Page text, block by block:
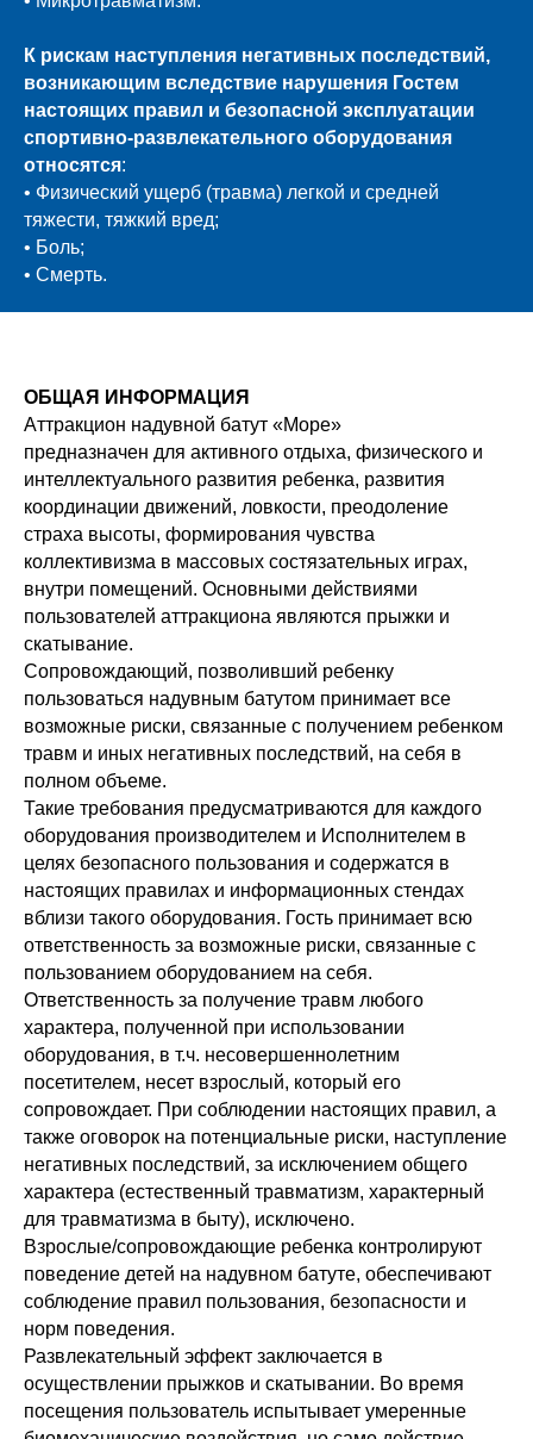
К рискам наступления негативных последствий,
возникающим вследствие нарушения Гостем
настоящих правил и безопасной эксплуатации
спортивно-развлекательного оборудования
относятся:
• Физический ущерб (травма) легкой и средней
тяжести, тяжкий вред;
• Боль;
• Смерть.
ОБЩАЯ ИНФОРМАЦИЯ
Аттракцион надувной батут «Море»
предназначен для активного отдыха, физического и
интеллектуального развития ребенка, развития
координации движений, ловкости, преодоление
страха высоты, формирования чувства
коллективизма в массовых состязательных играх,
внутри помещений. Основными действиями
пользователей аттракциона являются прыжки и
скатывание.
Сопровождающий, позволивший ребенку
пользоваться надувным батутом принимает все
возможные риски, связанные с получением ребенком
травм и иных негативных последствий, на себя в
полном объеме.
Такие требования предусматриваются для каждого
оборудования производителем и Исполнителем в
целях безопасного пользования и содержатся в
настоящих правилах и информационных стендах
вблизи такого оборудования. Гость принимает всю
ответственность за возможные риски, связанные с
пользованием оборудованием на себя.
Ответственность за получение травм любого
характера, полученной при использовании
оборудования, в т.ч. несовершеннолетним
посетителем, несет взрослый, который его
сопровождает. При соблюдении настоящих правил, а
также оговорок на потенциальные риски, наступление
негативных последствий, за исключением общего
характера (естественный травматизм, характерный
для травматизма в быту), исключено.
Взрослые/сопровождающие ребенка контролируют
поведение детей на надувном батуте, обеспечивают
соблюдение правил пользования, безопасности и
норм поведения.
Развлекательный эффект заключается в
осуществлении прыжков и скатывании. Во время
посещения пользователь испытывает умеренные